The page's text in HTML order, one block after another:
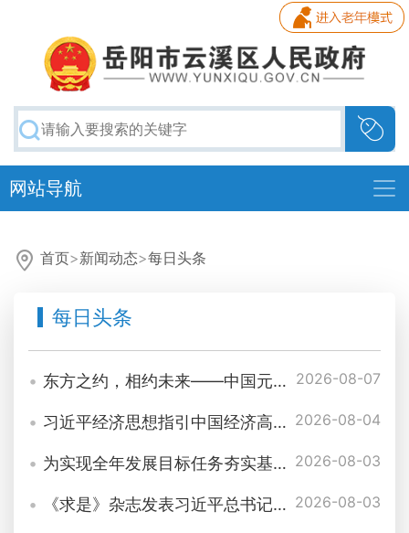
网站导航
首页>新闻动态>每日头条
每日头条
东方之约，相约未来——中国元首外交的世界情怀与大国气派 2026-08-07
习近平经济思想指引中国经济高质量发展行稳致远 2026-08-04
为实现全年发展目标任务夯实基础——习近平总书记引领“十五五”开局之年中国经济破浪前行 2026-08-03
《求是》杂志发表习近平总书记重要文章《加快建设健康中国》 2026-08-03